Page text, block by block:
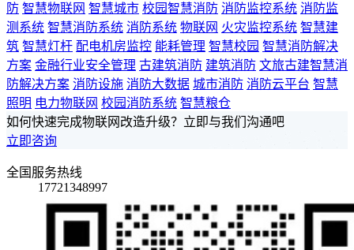
防 智慧物联网 智慧城市 校园智慧消防 消防监控系统 消防监
测系统 智慧消防系统 消防系统 物联网 火灾监控系统 智慧建
筑 智慧灯杆 配电机房监控 能耗管理 智慧校园 智慧消防解决
方案 金融行业安全管理 古建筑消防 建筑消防 文旅古建智慧消
防解决方案 消防设施 消防大数据 城市消防 消防云平台 智慧
照明 电力物联网 校园消防系统 智慧粮仓
如何快速完成物联网改造升级？立即与我们沟通吧
立即咨询
全国服务热线
17721348997